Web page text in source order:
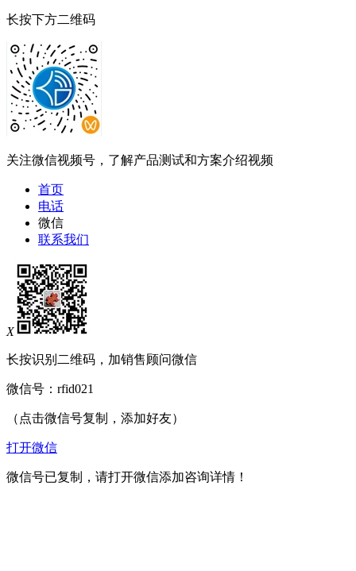
长按下方二维码
关注微信视频号，了解产品测试和方案介绍视频
首页
电话
微信
联系我们
X
长按识别二维码，加销售顾问微信
微信号： rfid021
（点击微信号复制，添加好友）
打开微信
微信号已复制，请打开微信添加咨询详情！